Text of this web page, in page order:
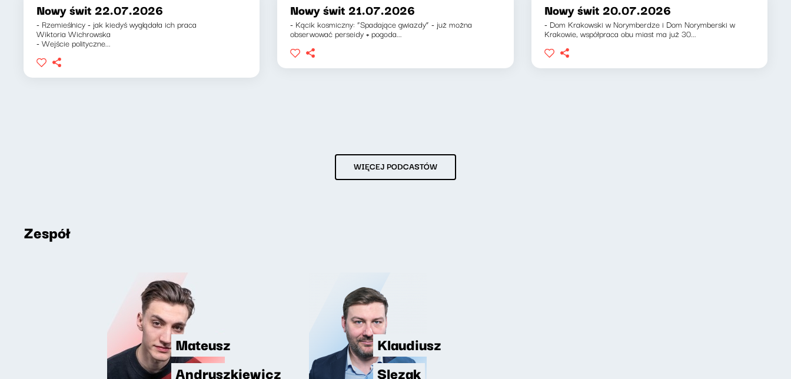
Nowy świt 22.07.2026
- Rzemieślnicy - jak kiedyś wyglądała ich praca
Wiktoria Wichrowska
- Wejście polityczne...
Nowy świt 21.07.2026
- Kącik kosmiczny: “Spadające gwiazdy” - już można
obserwować perseidy + pogoda...
Nowy świt 20.07.2026
- Dom Krakowski w Norymberdze i Dom Norymberski w
Krakowie, współpraca obu miast ma już 30...
WIĘCEJ PODCASTÓW
Zespół
Mateusz
Andruszkiewicz
Klaudiusz
Slezak